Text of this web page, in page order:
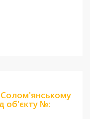
об'єкту №: